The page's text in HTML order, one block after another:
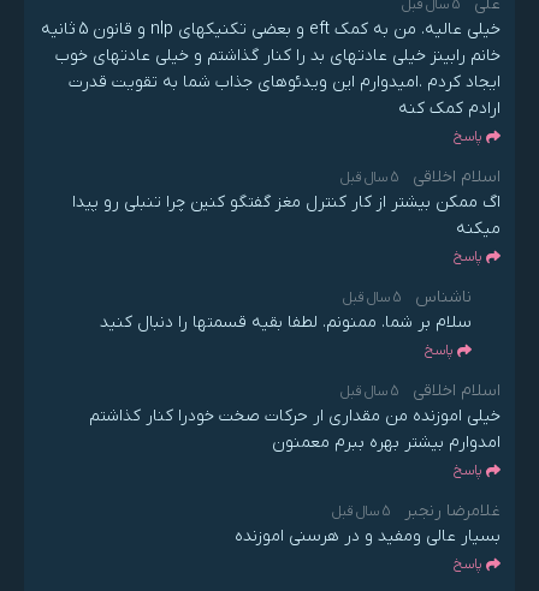
5 سال قبل
خیلی عالیه. من به کمک eft و بعضی تکنیکهای nlp و قانون 5 ثانیه
خانم رابینز خیلی عادتهای بد را کنار گذاشتم و خیلی عادتهای خوب
ایجاد کردم .امیدوارم این ویدئوهای جذاب شما به تقویت قدرت
ارادم کمک کنه
پاسخ
اسلام اخلاقی 5 سال قبل
اگ ممکن بیشتر از کار کنترل مغز گفتگو کنین چرا تنبلی رو پیدا
میکنه
پاسخ
ناشناس 5 سال قبل
سلام بر شما. ممنونم. لطفا بقیه قسمتها را دنبال کنید
پاسخ
اسلام اخلاقی 5 سال قبل
خیلی اموزنده من مقداری ار حرکات صخت خودرا کنار کذاشتم
امدوارم بیشتر بهره ببرم معمنون
پاسخ
غلامرضا رنجبر 5 سال قبل
بسیار عالی ومفید و در هرسنی اموزنده
پاسخ